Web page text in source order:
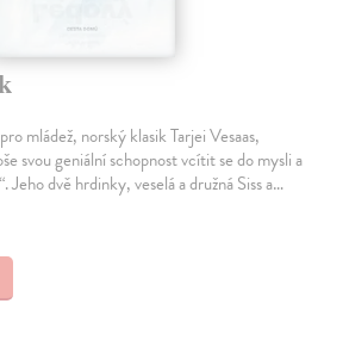
mládež, norský klasik Tarjei Vesaas,
svou geniální schopnost vcítit se do mysli a
dvě hrdinky, veselá a družná Siss a…